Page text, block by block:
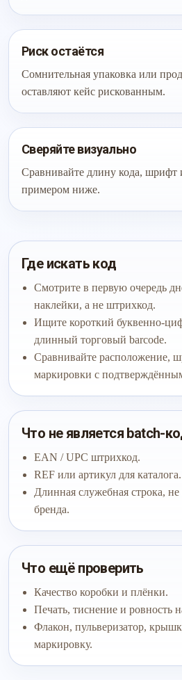
Риск остаётся
Сомнительная упаковка или
оставляют кейс рискованным.
Сверяйте визуально
Сравнивайте длину кода, шрифт
примером ниже.
Где искать код
Смотрите в первую очередь
наклейки, а не штрихкод.
Ищите короткий буквенно-
длинный торговый barcode.
Сравнивайте расположение,
маркировки с
Что не является batch-
EAN / UPC штрихкод.
REF или артикул для каталога.
Длинная служебная строка,
бренда.
Что ещё проверить
Качество коробки и плёнки.
Печать, тиснение и ровность
Флакон, пульверизатор,
маркировку.